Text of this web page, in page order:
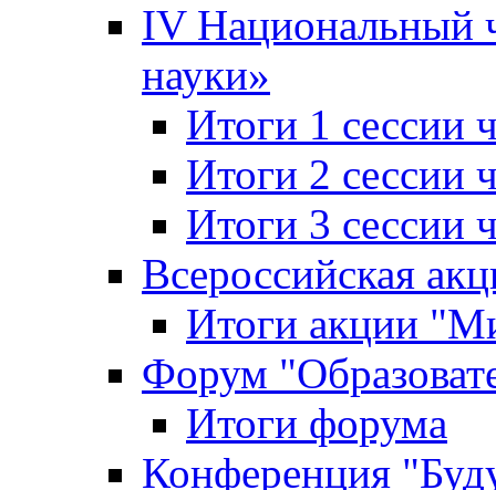
IV
науки»
Итоги 1 сессии
Итоги 2 сессии
Итоги 3 сессии
Всероссийская
Итоги акции
Форум
Итоги форума
Конференция